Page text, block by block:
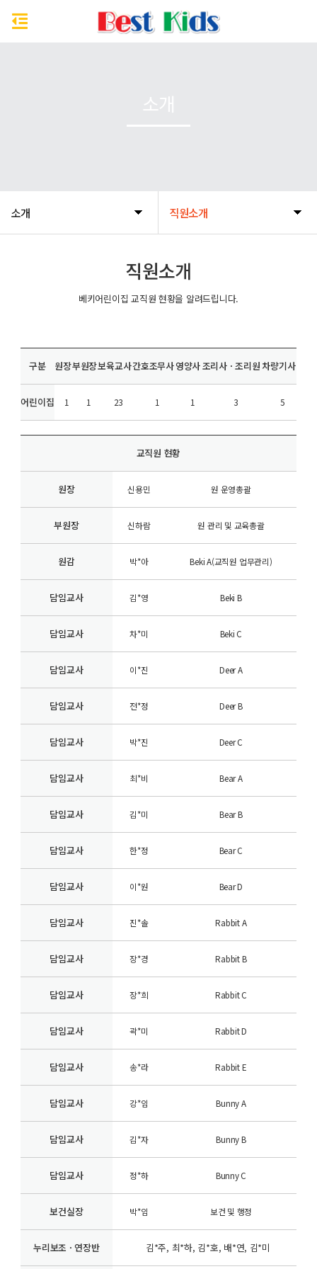
소개 직원소개
직원소개
베키어린이집 교직원 현황을 알려드립니다.
구분 원장부원장보육교사간호조무사영양사조리사 · 조리원 차량기사
어린이집 1 1 23 1 1 3 5
교직원 현황
원장 신용민 원 운영총괄
부원장 신하람 원 관리 및 교육총괄
원감 박*아 Beki A(교직원 업무관리)
담임교사 김*영 Beki B
담임교사 차*미 Beki C
담임교사 이*진 Deer A
담임교사 전*정 Deer B
담임교사 박*진 Deer C
담임교사 최*비 Bear A
담임교사 김*미 Bear B
담임교사 한*정 Bear C
담임교사 이*원 Bear D
담임교사 진*솔 Rabbit A
담임교사 장*경 Rabbit B
담임교사 장*희 Rabbit C
담임교사 곽*미 Rabbit D
담임교사 송*라 Rabbit E
담임교사 강*임 Bunny A
담임교사 김*자 Bunny B
담임교사 정*하 Bunny C
보건실장 박*임 보건 및 행정
누리보조 · 연장반 김*주, 최*하, 김*호, 배*연, 김*미